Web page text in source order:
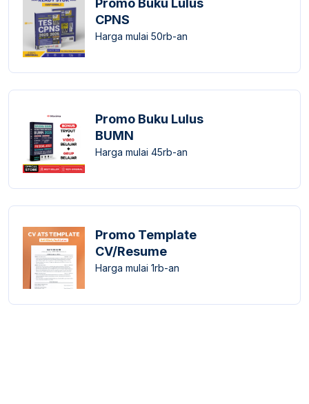
Promo Buku Lulus
CPNS
Harga mulai 50rb-an
Promo Buku Lulus
BUMN
Harga mulai 45rb-an
Promo Template
CV/Resume
Harga mulai 1rb-an